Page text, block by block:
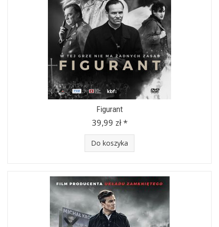
Figurant
39,99 zł *
Do koszyka